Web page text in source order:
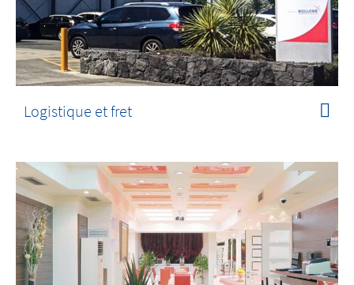
Logistique et fret